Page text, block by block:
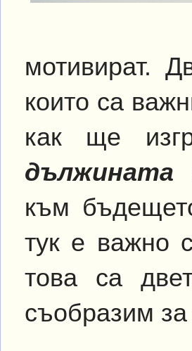
мотивират.
които са
как ще
дължината
към
тук е важно
това са
съобразим